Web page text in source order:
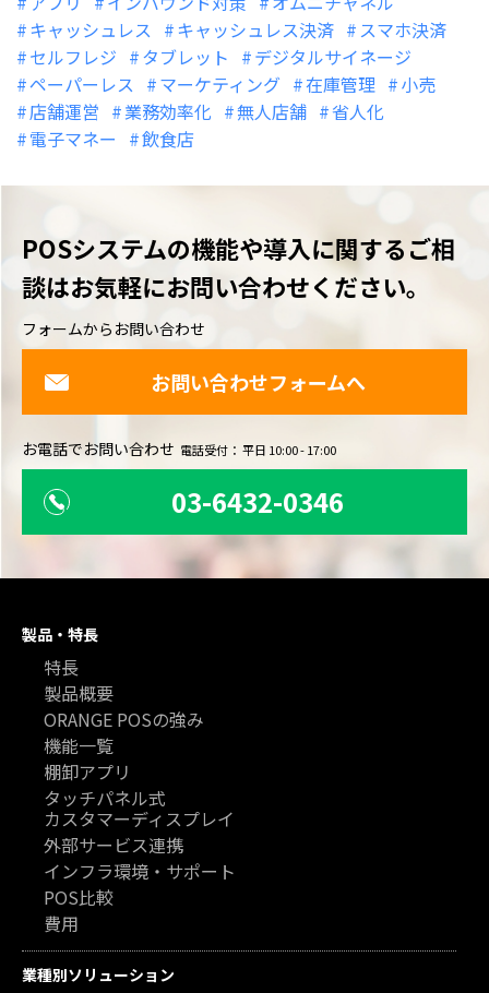
キャッシュレス
キャッシュレス決済
スマホ決済
セルフレジ
タブレット
デジタルサイネージ
ペーパーレス
マーケティング 在庫管理
小売
店舗運営
業務効率化 無人店舗
省人化
電子マネー
飲食店
POSシステムの機能や導入に関するご相
談はお気軽にお問い合わせください。
フォームからお問い合わせ
お問い合わせフォームへ
お電話でお問い合わせ 電話受付： 平日 10:00 - 17:00
03-6432-0346
製品・特長
特長
製品概要
ORANGE POSの強み
機能一覧
棚卸アプリ
タッチパネル式
カスタマーディスプレイ
外部サービス連携
インフラ環境・サポート
POS比較
費用
業種別ソリューション